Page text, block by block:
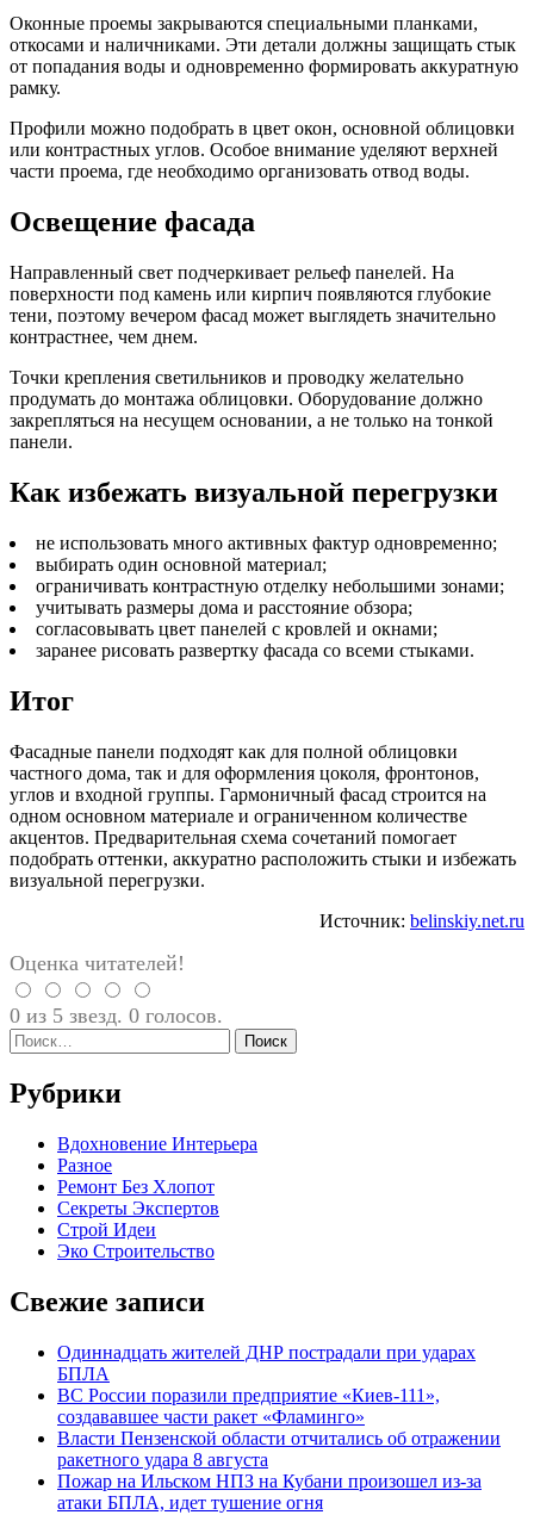
Оконные проемы закрываются специальными планками,
откосами и наличниками. Эти детали должны защищать стык
от попадания воды и одновременно формировать аккуратную
рамку.
Профили можно подобрать в цвет окон, основной облицовки
или контрастных углов. Особое внимание уделяют верхней
части проема, где необходимо организовать отвод воды.
Освещение фасада
Направленный свет подчеркивает рельеф панелей. На
поверхности под камень или кирпич появляются глубокие
тени, поэтому вечером фасад может выглядеть значительно
контрастнее, чем днем.
Точки крепления светильников и проводку желательно
продумать до монтажа облицовки. Оборудование должно
закрепляться на несущем основании, а не только на тонкой
панели.
Как избежать визуальной перегрузки
не использовать много активных фактур одновременно;
выбирать один основной материал;
ограничивать контрастную отделку небольшими зонами;
учитывать размеры дома и расстояние обзора;
согласовывать цвет панелей с кровлей и окнами;
заранее рисовать развертку фасада со всеми стыками.
Итог
Фасадные панели подходят как для полной облицовки
частного дома, так и для оформления цоколя, фронтонов,
углов и входной группы. Гармоничный фасад строится на
одном основном материале и ограниченном количестве
акцентов. Предварительная схема сочетаний помогает
подобрать оттенки, аккуратно расположить стыки и избежать
визуальной перегрузки.
Источник: belinskiy.net.ru
Оценка читателей!
0 из 5 звезд. 0 голосов.
Найти:
Рубрики
Вдохновение Интерьера
Разное
Ремонт Без Хлопот
Секреты Экспертов
Строй Идеи
Эко Строительство
Свежие записи
Одиннадцать жителей ДНР пострадали при ударах
БПЛА
ВС России поразили предприятие «Киев-111»,
создававшее части ракет «Фламинго»
Власти Пензенской области отчитались об отражении
ракетного удара 8 августа
Пожар на Ильском НПЗ на Кубани произошел из-за
атаки БПЛА, идет тушение огня